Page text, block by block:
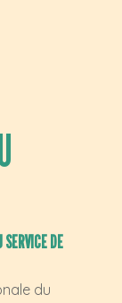
SERVICE DE
du